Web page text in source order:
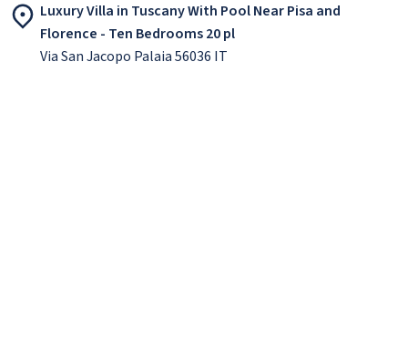
Luxury Villa in Tuscany With Pool Near Pisa and
Florence - Ten Bedrooms 20 pl
Via San Jacopo Palaia 56036 IT